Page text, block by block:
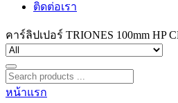
ติดต่อเรา
คาร์ลิปเปอร์ TRIONES 100mm HP
หน้าแรก